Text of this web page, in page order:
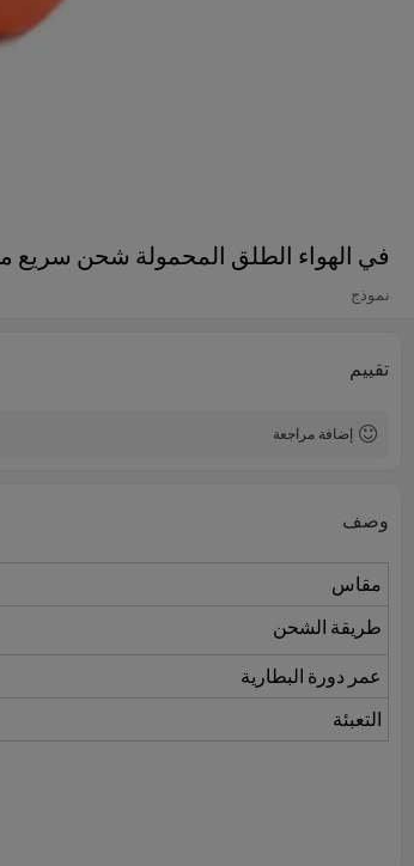
في الهواء الطلق المحمولة شحن سريع
نموذج
تقييم
إضافة مراجعة
وصف
مقاس
طريقة الشحن
عمر دورة البطارية
التعبئة